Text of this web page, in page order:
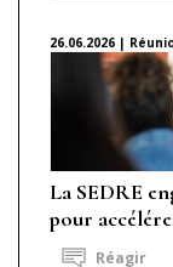
26.06.2026 |
La SEDRE
pour
Réagir